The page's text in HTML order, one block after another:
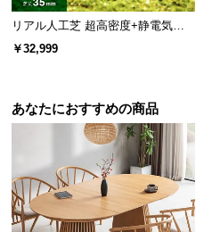
リアル人工芝 超高密度+静電気防
止 高耐久タイプ・質感を追求 芝丈
￥32,999
あなたにおすすめの商品